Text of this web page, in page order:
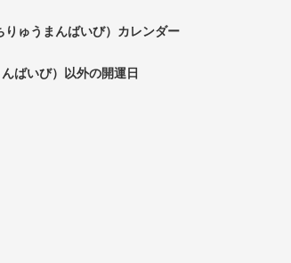
ゅうまんばいび）カレンダー
ばいび）以外の開運日